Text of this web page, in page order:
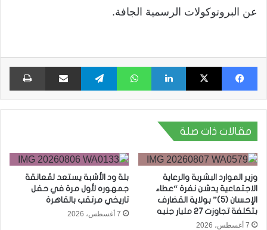
عن البروتوكولات الرسمية الجافة.
فيسبوك X لينكدإن واتساب تيلقرام مشاركة عبر البريد
مقالات ذات صلة
وزير الموارد البشرية والرعاية
الاجتماعية يدشن نفرة “عطاء
الإحسان (5)” بولاية القضارف
بتكلفة تجاوزت 27 مليار جنيه
7 أغسطس، 2026
بلة ود الأشبة يستعد لمُعانقة
جمهوره لأول مرة في حفل
تاريخي مرتقب بالقاهرة
7 أغسطس، 2026